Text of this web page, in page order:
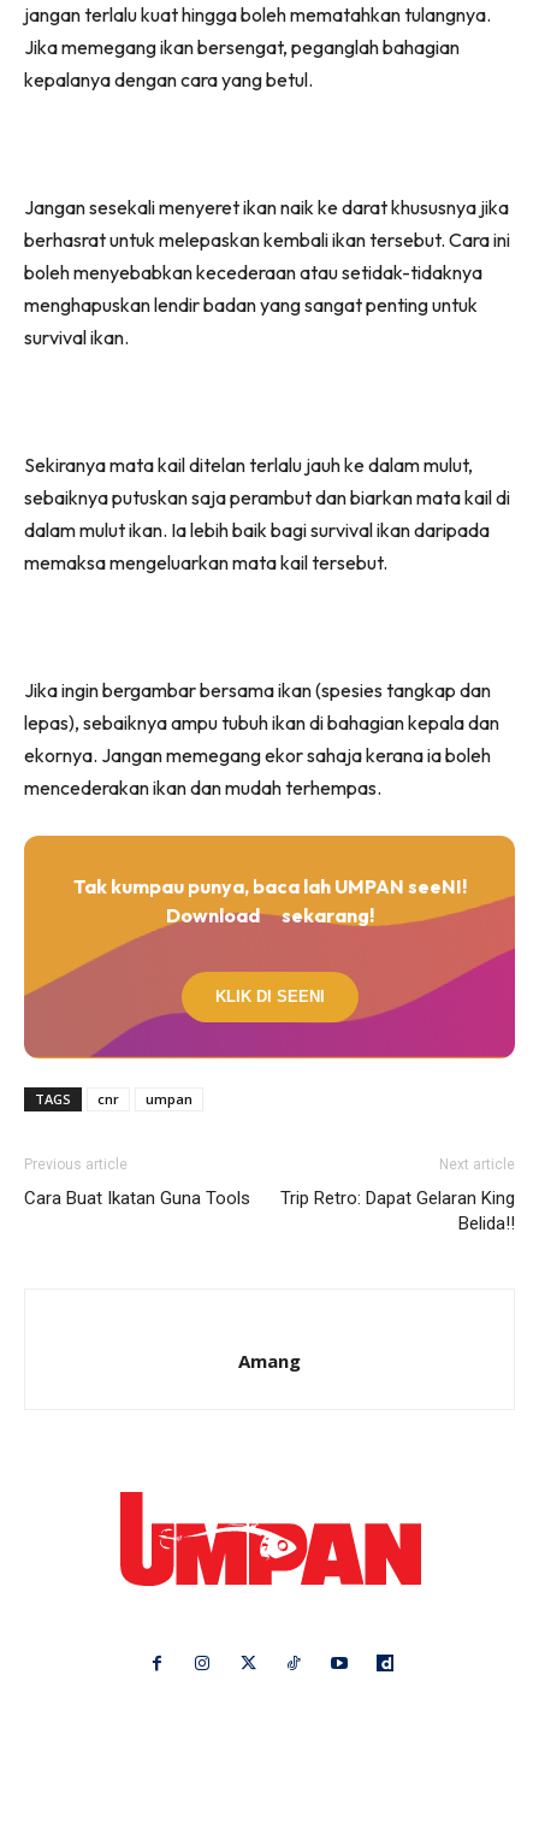
jangan terlalu kuat hingga boleh mematahkan tulangnya.
Jika memegang ikan bersengat, peganglah bahagian
kepalanya dengan cara yang betul.
Jangan sesekali menyeret ikan naik ke darat khususnya jika
berhasrat untuk melepaskan kembali ikan tersebut. Cara ini
boleh menyebabkan kecederaan atau setidak-tidaknya
menghapuskan lendir badan yang sangat penting untuk
survival ikan.
Sekiranya mata kail ditelan terlalu jauh ke dalam mulut,
sebaiknya putuskan saja perambut dan biarkan mata kail di
dalam mulut ikan. Ia lebih baik bagi survival ikan daripada
memaksa mengeluarkan mata kail tersebut.
Jika ingin bergambar bersama ikan (spesies tangkap dan
lepas), sebaiknya ampu tubuh ikan di bahagian kepala dan
ekornya. Jangan memegang ekor sahaja kerana ia boleh
mencederakan ikan dan mudah terhempas.
Tak kumpau punya, baca lah UMPAN seeNI!
Download
sekarang!
KLIK DI SEENI
TAGS cnr umpan
Previous article
Cara Buat Ikatan Guna Tools
Next article
Trip Retro: Dapat Gelaran King
Belida!!
Amang